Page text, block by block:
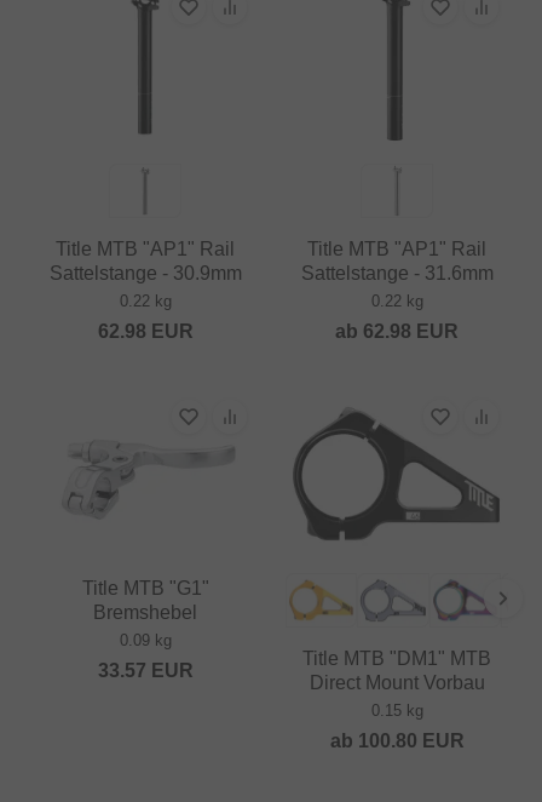
Title MTB "AP1" Rail
Sattelstange - 30.9mm
0.22 kg
62.98 EUR
Title MTB "AP1" Rail
Sattelstange - 31.6mm
0.22 kg
ab 62.98 EUR
Title MTB "G1"
Bremshebel
0.09 kg
33.57 EUR
Title MTB "DM1" MTB
Direct Mount Vorbau
0.15 kg
ab 100.80 EUR